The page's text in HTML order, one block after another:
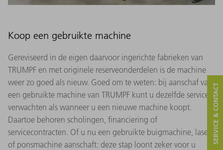
Koop een gebruikte machine
Gereviseerd in de eigen daarvoor ingerichte fabrieken van
TRUMPF en met originele reserveonderdelen is de machine
weer zo goed als nieuw. Goed om te weten: bij aanschaf van
een gebruikte machine van TRUMPF kunt u dezelfde service
verwachten als wanneer u een nieuwe machine koopt.
Daartoe behoren scholingen, financiering of
servicecontracten. Of u nu een gebruikte buigmachine, laser-
of ponsmachine aanschaft: deze stap loont zeker voor u
SERVICE & CONTACT